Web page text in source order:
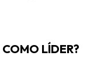
LÍDER?